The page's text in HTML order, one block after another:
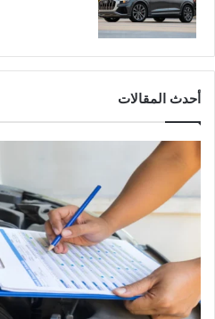
أحدث المقالات